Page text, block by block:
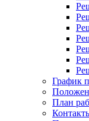
График
План